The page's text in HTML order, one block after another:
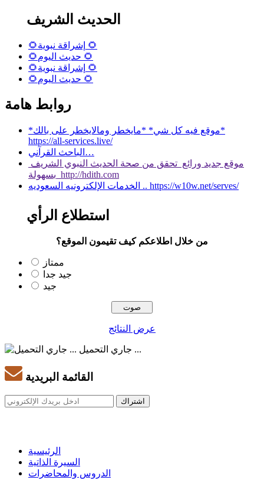
الحديث الشريف
🌻إشراقة نبوية 🌻
🌻حديث اليوم 🌻
🌻إشراقة نبوية 🌻
🌻حديث اليوم 🌻
روابط هامة
*موقع فيه كل شي* *مايخطر ومالايخطر على بالك*
https://all-services.live/
الباحث القرآني…
موقع جديد ورائع تحقق من صحة الحديث النبوي الشريف
بسهولة http://hdith.com
الخدمات الإلكترونيه السعوديه .. https://w10w.net/serves/
استطلاع الرأي
من خلال اطلاعكم كيف تقيمون الموقع؟
ممتاز
جيد جدا
جيد
عرض النتائج
جاري التحميل ...
القائمة البريدية
الرئيسية
السيرة الذاتية
الدروس والمحاضرات